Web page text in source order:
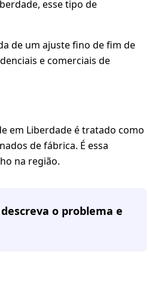
esse tipo de
de um ajuste fino de fim de
e comerciais de
em Liberdade é tratado como
de fábrica. É essa
na região.
o problema e